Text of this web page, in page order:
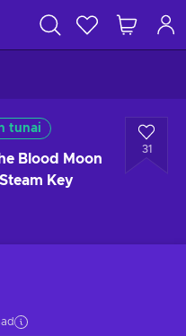
tunai
Blood Moon
Key
31